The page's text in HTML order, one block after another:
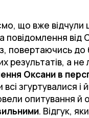
що вже відчули
від
повертаючись
результатів, а
Оксани в
згуртувалися
опитування
. Відгук,